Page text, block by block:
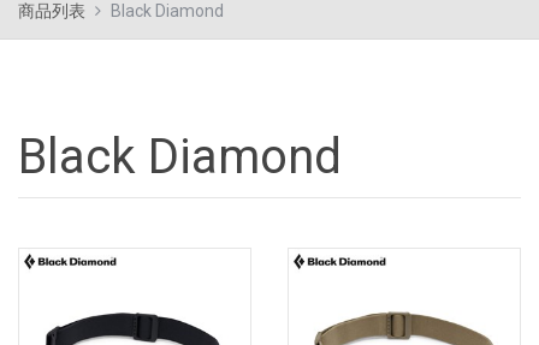
商品列表 Black Diamond
Black Diamond